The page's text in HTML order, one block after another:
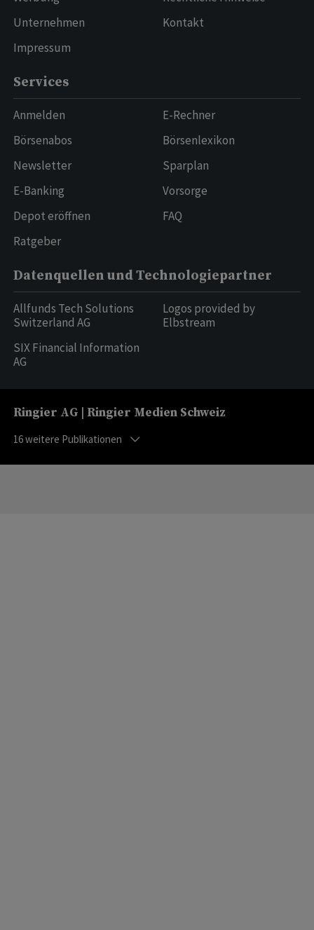
Unternehmen
Impressum
Kontakt
Services
Anmelden
Börsenabos
Newsletter
E-Banking
Depot eröffnen
Ratgeber
E-Rechner
Börsenlexikon
Sparplan
Vorsorge
FAQ
Datenquellen und Technologiepartner
Allfunds Tech Solutions
Switzerland AG
SIX Financial Information
AG
Logos provided by
Elbstream
Ringier AG | Ringier Medien Schweiz
16weitere Publikationen